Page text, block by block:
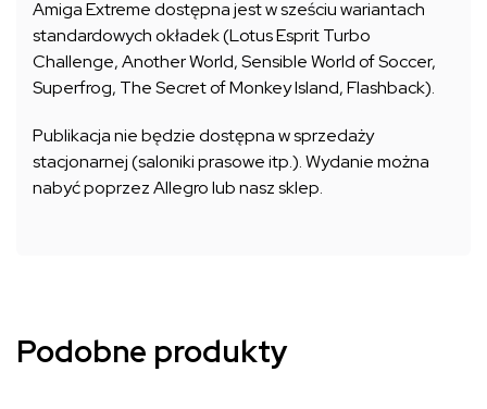
Amiga Extreme dostępna jest w sześciu wariantach
standardowych okładek (Lotus Esprit Turbo
Challenge, Another World, Sensible World of Soccer,
Superfrog, The Secret of Monkey Island, Flashback).
Publikacja nie będzie dostępna w sprzedaży
stacjonarnej (saloniki prasowe itp.). Wydanie można
nabyć poprzez Allegro lub nasz sklep.
Podobne produkty